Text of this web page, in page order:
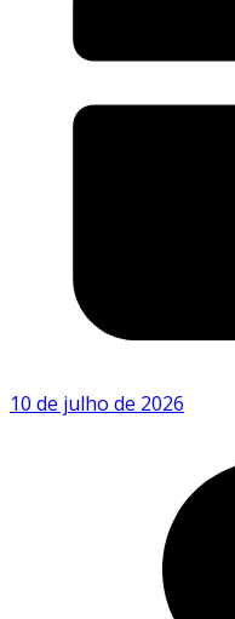
10 de julho de 2026